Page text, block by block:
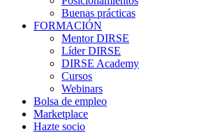
Buenas prácticas
FORMACIÓN
Mentor DIRSE
Líder DIRSE
DIRSE Academy
Cursos
Webinars
Bolsa de empleo
Marketplace
Hazte socio